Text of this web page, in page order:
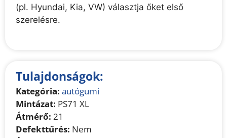
(pl. Hyundai, Kia, VW) választja őket első
szerelésre.
Tulajdonságok:
Kategória: autógumi
Mintázat: PS71 XL
Átmérő: 21
Defekttűrés: Nem